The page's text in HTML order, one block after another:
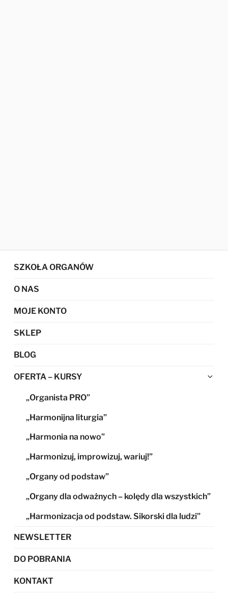
SZKOŁA ORGANÓW
O NAS
MOJE KONTO
SKLEP
BLOG
OFERTA – KURSY
„Organista PRO”
„Harmonijna liturgia”
„Harmonia na nowo”
„Harmonizuj, improwizuj, wariuj!”
„Organy od podstaw”
„Organy dla odważnych – kolędy dla wszystkich”
„Harmonizacja od podstaw. Sikorski dla ludzi”
NEWSLETTER
DO POBRANIA
KONTAKT